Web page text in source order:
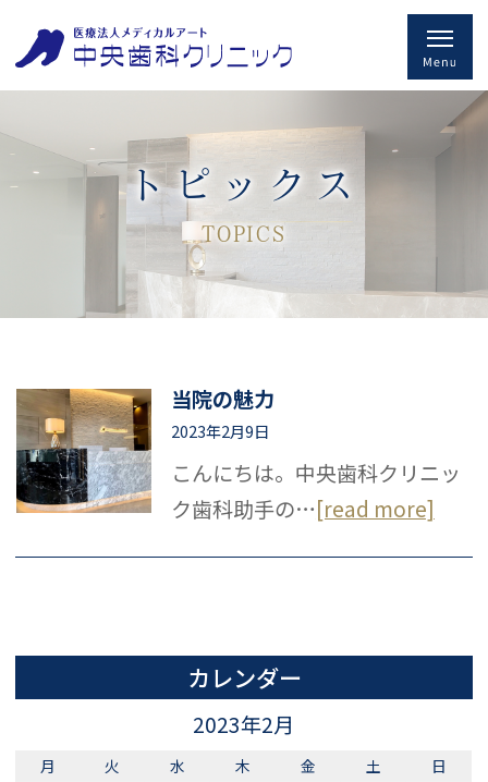
トピックス
TOPICS
当院の魅力
2023年2月9日
こんにちは。中央歯科クリニッ
ク歯科助手の…[read more]
カレンダー
2023年2月
月 火 水 木 金 土 日